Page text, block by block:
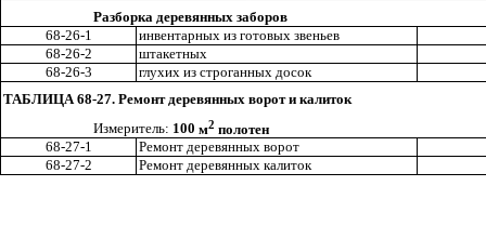
Разборка деревянных заборов
68-26-1
инвентарных из готовых звеньев
68-26-2
штакетных
68-26-3
глухих из строганных досок
ТАБЛИЦА 68-27. Ремонт деревянных ворот и калиток
Измеритель: 100 м2 полотен
68-27-1
Ремонт деревянных ворот
68-27-2
Ремонт деревянных калиток